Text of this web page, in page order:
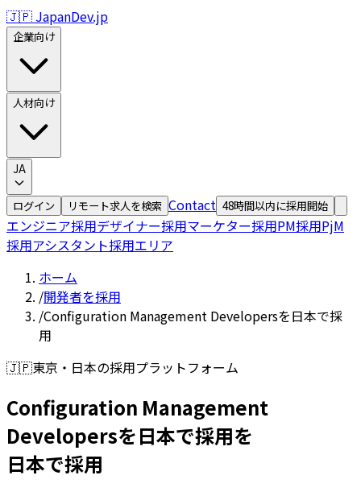
🇯🇵 JapanDev.jp
企業向け
人材向け
JA
ログイン リモート求人を検索 Contact 48時間以内に採用開始
エンジニア採用デザイナー採用マーケター採用PM採用PjM
採用アシスタント採用エリア
ホーム
/開発者を採用
/Configuration Management Developersを日本で採
用
🇯🇵東京・日本の採用プラットフォーム
Configuration Management
Developersを日本で採用を
日本で採用